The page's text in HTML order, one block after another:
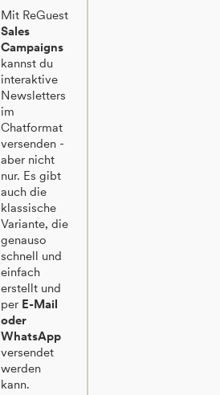
Mit ReGuest
Sales
Campaigns
kannst du
interaktive
Newsletters
im
Chatformat
versenden -
aber nicht
nur. Es gibt
auch die
klassische
Variante, die
genauso
schnell und
einfach
erstellt und
per E-Mail
oder
WhatsApp
versendet
werden
kann.